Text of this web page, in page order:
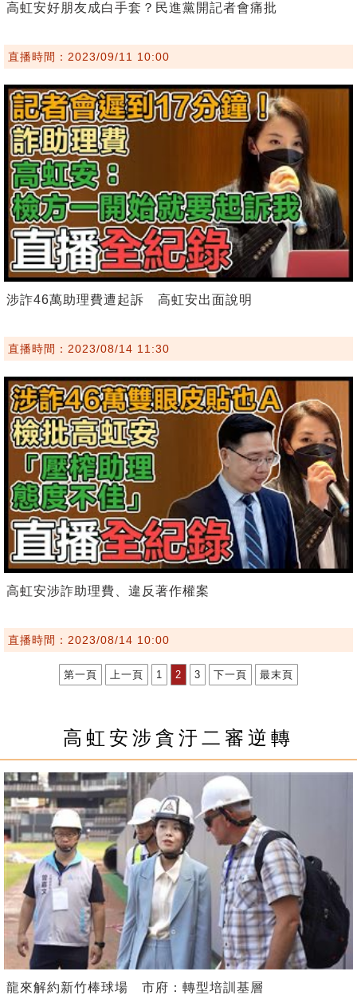
高虹安好朋友成白手套？民進黨開記者會痛批
直播時間：2023/09/11 10:00
涉詐46萬助理費遭起訴 高虹安出面說明
直播時間：2023/08/14 11:30
高虹安涉詐助理費、違反著作權案
直播時間：2023/08/14 10:00
第一頁 上一頁 1 2 3 下一頁 最末頁
高虹安涉貪汙二審逆轉
龍來解約新竹棒球場 市府：轉型培訓基層